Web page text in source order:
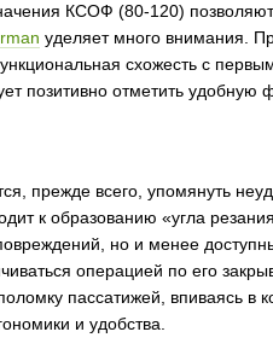
КСОФ (80-120)
уделяет много внимания.
схожесть с
позитивно отметить
прежде всего, упомянуть
к образованию «угла
но и менее
операцией по его
пассатижей, впиваясь в
и удобства.